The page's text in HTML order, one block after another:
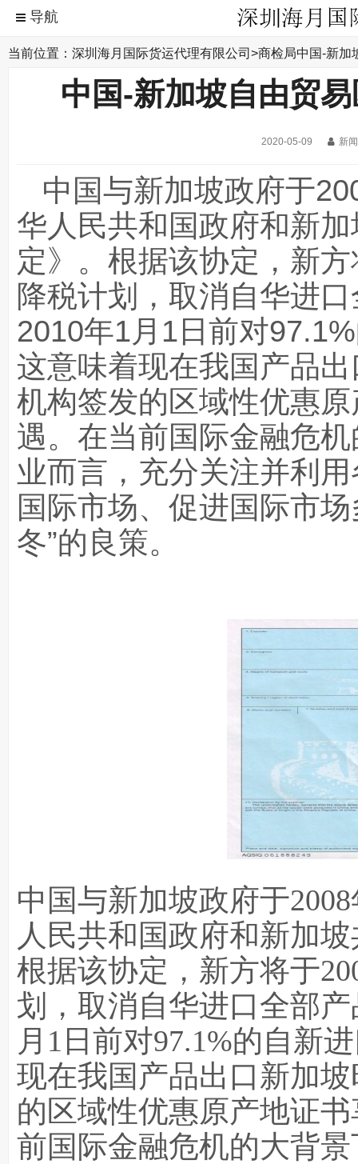
当前位置： 深圳海月国际货运代理有限公司 >商检局中国-新加
中国-新加坡自由贸
2020-05-09 新
中国与新加坡政府于
华人民共和国政府和新
定》。根据该协定，新
降税计划，取消自华进
2010年1月1日前对
这意味着现在我国产品
机构签发的区域性优惠
遇。在当前国际金融危
业而言，充分关注并利
国际市场、促进国际市
冬”的良策。
中国与新加坡政府于
人民共和国政府和新加
根据该协定，新方将于
划，取消自华进口全部
月1日前对97.1%的自新
现在我国产品出口新加
的区域性优惠原产地证
前国际金融危机的大背